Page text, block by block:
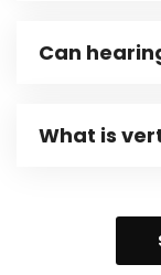
Can
What is